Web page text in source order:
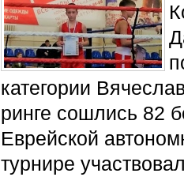
категории
ринге сошлись 82
Еврейской
турнире